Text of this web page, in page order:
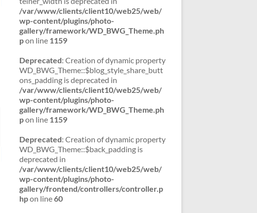
/var/www/clients/client10/web25/web/
wp-content/plugins/photo-
gallery/framework/WD_BWG_Theme.ph
pon line 1159
Deprecated: Creation of dynamic property
WD_BWG_Theme::$blog_style_share_butt
ons_padding is deprecated in
/var/www/clients/client10/web25/web/
wp-content/plugins/photo-
gallery/framework/WD_BWG_Theme.ph
pon line 1159
Deprecated: Creation of dynamic property
WD_BWG_Theme::$back_padding is
deprecated in
/var/www/clients/client10/web25/web/
wp-content/plugins/photo-
gallery/frontend/controllers/controller.p
hpon line60